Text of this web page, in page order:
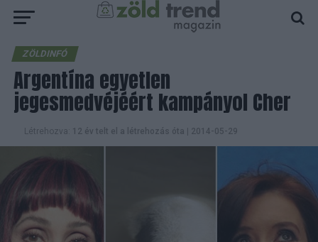
ZÖLDINFÓ
Argentína egyetlen
jegesmedvéjéért kampányol Cher
Létrehozva: 12 év telt el a létrehozás óta 2014-05-29